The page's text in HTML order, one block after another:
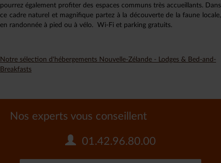
pourrez également profiter des espaces communs très accueillants. Dans
ce cadre naturel et magnifique partez à la découverte de la faune locale,
en randonnée à pied ou à vélo. Wi-Fi et parking gratuits.
Notre sélection d'hébergements Nouvelle-Zélande - Lodges & Bed-and-
Breakfasts
Nos experts vous conseillent
01.42.96.80.00